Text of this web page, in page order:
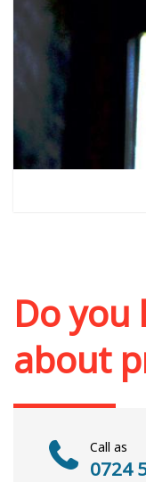
Do you
about
Call as
0724